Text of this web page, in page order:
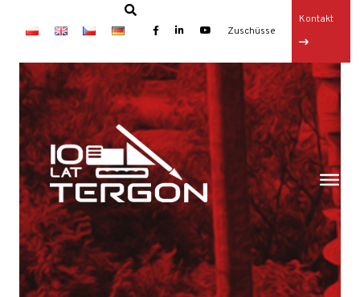
Zuschüsse
Kontakt
×
Startseite
Artikel
Ausfüllen der Lücken
Dichtungswände und Bodeninjektion
Dienstleistungen